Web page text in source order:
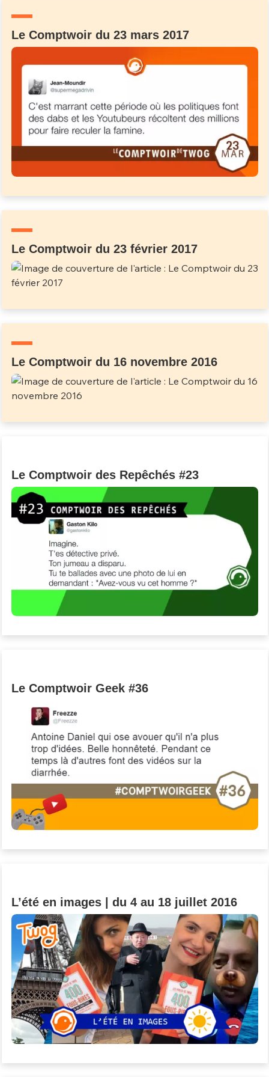
Le Comptwoir du 23 mars 2017
Le Comptwoir du 23 février 2017
Le Comptwoir du 16 novembre 2016
Le Comptwoir des Repêchés #23
Le Comptwoir Geek #36
L’été en images | du 4 au 18 juillet 2016
Un Thread
C'EST PARTI